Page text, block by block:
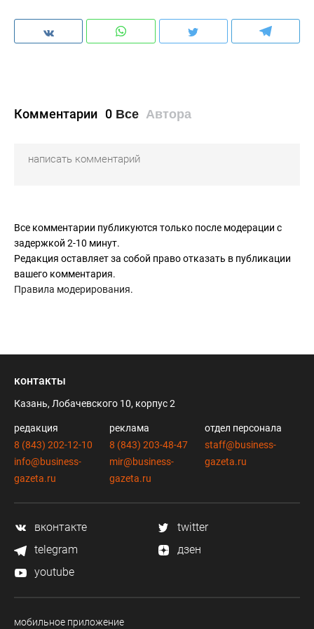
Комментарии 0 Все Автора
Все комментарии публикуются только после модерации с
задержкой 2-10 минут.
Редакция оставляет за собой право отказать в публикации
вашего комментария.
Правила модерирования.
контакты
Казань, Лобачевского 10, корпус 2
редакция
8 (843) 202-12-10
info@business-
gazeta.ru
реклама
8 (843) 203-48-47
mir@business-
gazeta.ru
отдел персонала
staff@business-
gazeta.ru
вконтакте
twitter
telegram
дзен
youtube
мобильное приложение